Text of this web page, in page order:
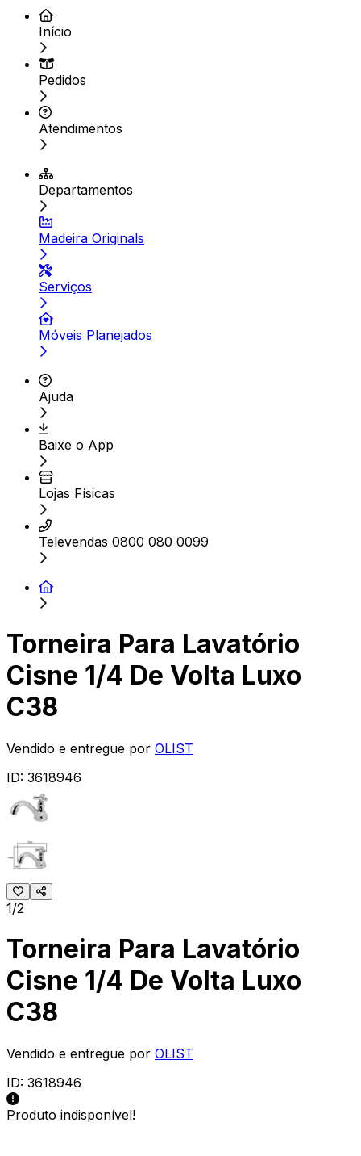
Início
Pedidos
Atendimentos
Departamentos
Madeira Originals
Serviços
Móveis Planejados
Ajuda
Baixe o App
Lojas Físicas
Televendas 0800 080 0099
Torneira Para Lavatório
Cisne 1/4 De Volta Luxo
C38
Vendido e entregue por OLIST
ID: 3618946
1/2
Torneira Para Lavatório
Cisne 1/4 De Volta Luxo
C38
Vendido e entregue por OLIST
ID: 3618946
Produto indisponível!